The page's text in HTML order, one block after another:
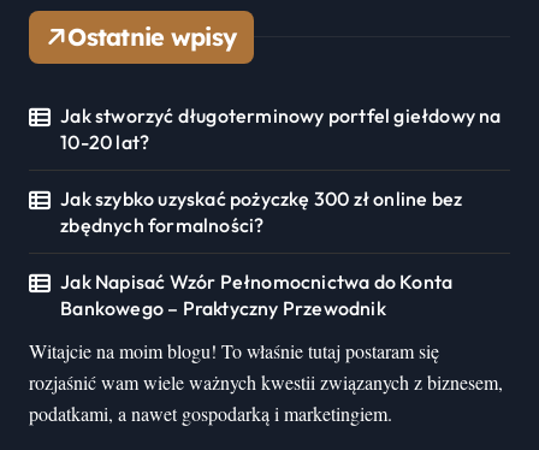
Ostatnie wpisy
Jak stworzyć długoterminowy portfel giełdowy na
10-20 lat?
Jak szybko uzyskać pożyczkę 300 zł online bez
zbędnych formalności?
Jak Napisać Wzór Pełnomocnictwa do Konta
Bankowego – Praktyczny Przewodnik
Witajcie na moim blogu! To właśnie tutaj postaram się
rozjaśnić wam wiele ważnych kwestii związanych z biznesem,
podatkami, a nawet gospodarką i marketingiem.